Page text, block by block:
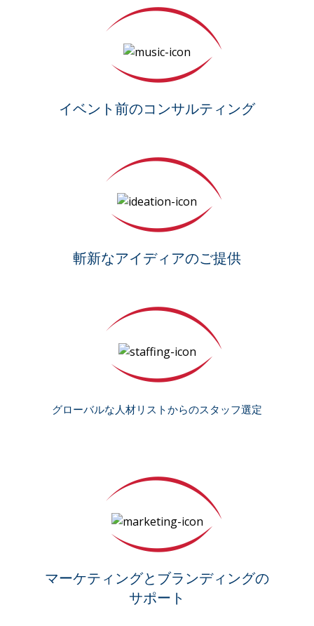
イベント前のコンサルティング
斬新なアイディアのご提供
グローバルな人材リストからのスタッフ選定
マーケティングとブランディングの
サポート